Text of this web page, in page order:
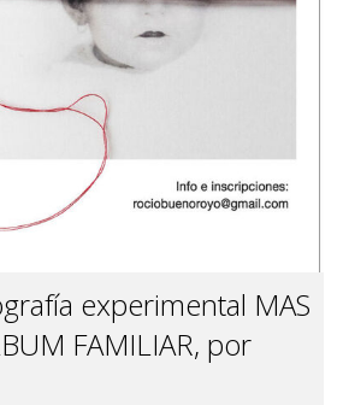
experimental MAS
FAMILIAR, por